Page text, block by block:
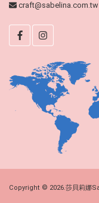
craft@sabelina.com.tw
Copyright © 2026.莎貝莉娜